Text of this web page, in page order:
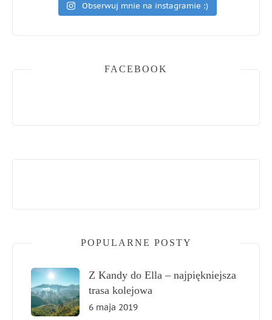
Obserwuj mnie na instagramie :)
FACEBOOK
POPULARNE POSTY
Z Kandy do Ella – najpiękniejsza
trasa kolejowa
6 maja 2019